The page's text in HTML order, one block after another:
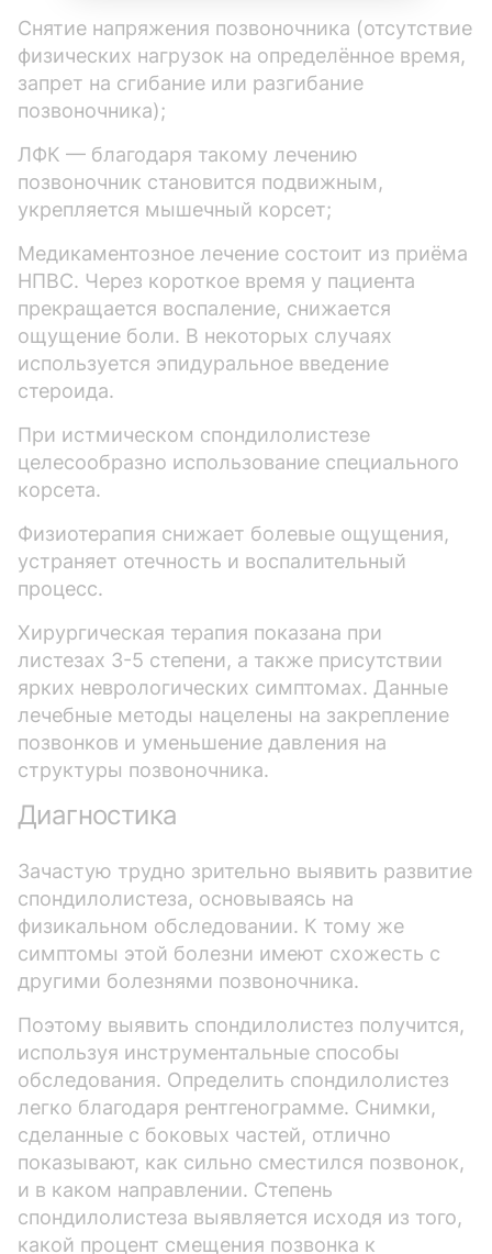
Снятие напряжения позвоночника (отсутствие
физических нагрузок на определённое время,
запрет на сгибание или разгибание
позвоночника);
ЛФК — благодаря такому лечению
позвоночник становится подвижным,
укрепляется мышечный корсет;
Медикаментозное лечение состоит из приёма
НПВС. Через короткое время у пациента
прекращается воспаление, снижается
ощущение боли. В некоторых случаях
используется эпидуральное введение
стероида.
При истмическом спондилолистезе
целесообразно использование специального
корсета.
Физиотерапия снижает болевые ощущения,
устраняет отечность и воспалительный
процесс.
Хирургическая терапия показана при
листезах 3-5 степени, а также присутствии
ярких неврологических симптомах. Данные
лечебные методы нацелены на закрепление
позвонков и уменьшение давления на
структуры позвоночника.
Диагностика
Зачастую трудно зрительно выявить развитие
спондилолистеза, основываясь на
физикальном обследовании. К тому же
симптомы этой болезни имеют схожесть с
другими болезнями позвоночника.
Поэтому выявить спондилолистез получится,
используя инструментальные способы
обследования. Определить спондилолистез
легко благодаря рентгенограмме. Снимки,
сделанные с боковых частей, отлично
показывают, как сильно сместился позвонок,
и в каком направлении. Степень
спондилолистеза выявляется исходя из того,
какой процент смещения позвонка к